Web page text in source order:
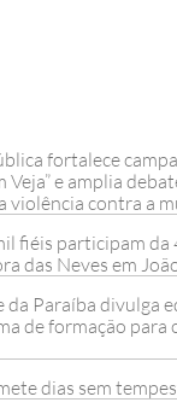
fortalece
Veja” e amplia
violência contra a
fiéis participam da
das Neves em
da Paraíba divulga
de formação para
dias sem